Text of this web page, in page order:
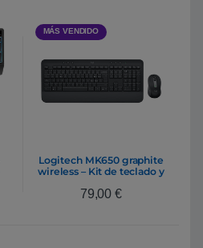
MÁS VENDIDO
Logitech MK650 graphite
wireless – Kit de teclado y
79,00 €